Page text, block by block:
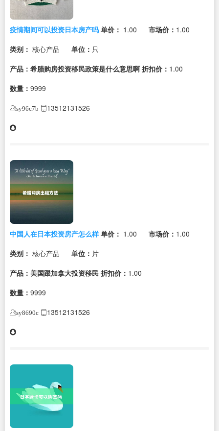
疫情期间可以投资日本房产吗 单价： 1.00 市场价： 1.00
类别： 核心产品 单位： 只
产品：希腊购房投资移民政策是什么意思啊 折扣价： 1.00
数量： 9999
sy96c7b 13512131526
中国人在日本投资房产怎么样 单价： 1.00 市场价： 1.00
类别： 核心产品 单位： 片
产品：美国跟加拿大投资移民 折扣价： 1.00
数量： 9999
sy8690c 13512131526